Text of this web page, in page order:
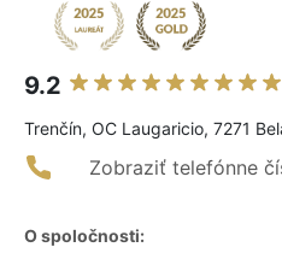
9.2
Trenčín, OC Laugaricio, 7271
Zobraziť telefónne
O spoločnosti: